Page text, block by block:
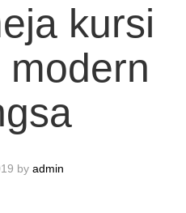
kursi
by admin